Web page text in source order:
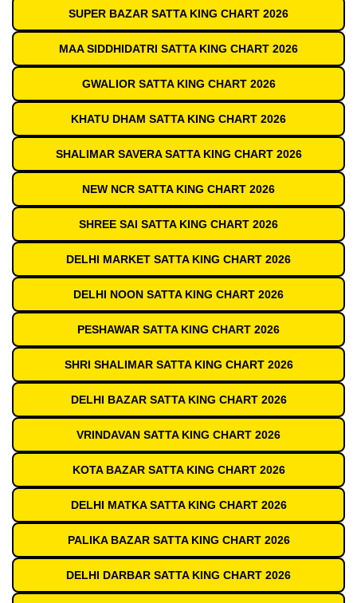
SUPER BAZAR SATTA KING CHART 2026
MAA SIDDHIDATRI SATTA KING CHART 2026
GWALIOR SATTA KING CHART 2026
KHATU DHAM SATTA KING CHART 2026
SHALIMAR SAVERA SATTA KING CHART 2026
NEW NCR SATTA KING CHART 2026
SHREE SAI SATTA KING CHART 2026
DELHI MARKET SATTA KING CHART 2026
DELHI NOON SATTA KING CHART 2026
PESHAWAR SATTA KING CHART 2026
SHRI SHALIMAR SATTA KING CHART 2026
DELHI BAZAR SATTA KING CHART 2026
VRINDAVAN SATTA KING CHART 2026
KOTA BAZAR SATTA KING CHART 2026
DELHI MATKA SATTA KING CHART 2026
PALIKA BAZAR SATTA KING CHART 2026
DELHI DARBAR SATTA KING CHART 2026